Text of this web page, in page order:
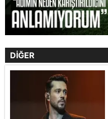
DİĞER